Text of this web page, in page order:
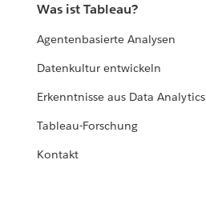
Was ist Tableau?
Agentenbasierte Analysen
Datenkultur entwickeln
Erkenntnisse aus Data Analytics
Tableau-Forschung
Kontakt